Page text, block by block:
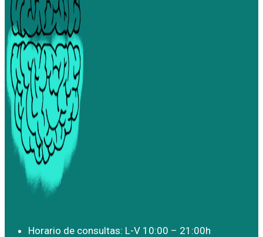
Horario de consultas: L-V 10:00 – 21:00h